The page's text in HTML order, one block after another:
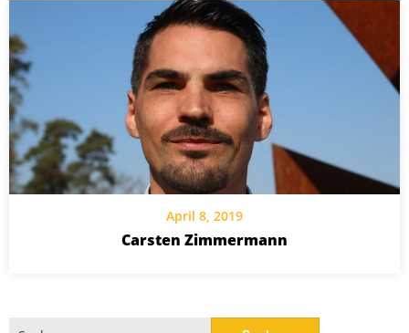
April 8, 2019
Carsten Zimmermann